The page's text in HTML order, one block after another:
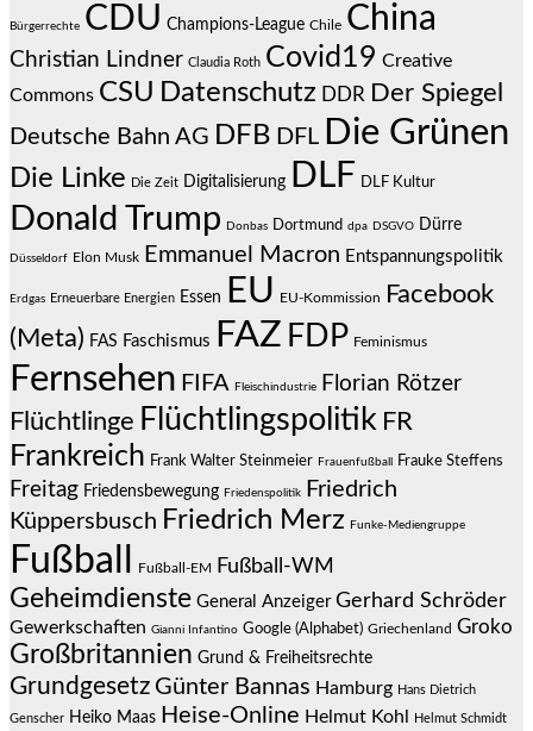
Bürgerrechte CDU Champions-League Chile China
Christian Lindner Claudia Roth Covid19 Creative
Commons CSU Datenschutz DDR Der Spiegel
Deutsche Bahn AG DFB DFL Die Grünen
Die Linke Die Zeit Digitalisierung DLF DLF Kultur
Donald Trump Donbas Dortmund dpa DSGVO Dürre
Düsseldorf Elon Musk Emmanuel Macron Entspannungspolitik
Erdgas Erneuerbare Energien Essen EU EU-Kommission
Facebook
(Meta) FAS Faschismus FAZ FDP Feminismus
Fernsehen FIFA Fleischindustrie Florian Rötzer
Flüchtlinge Flüchtlingspolitik FR
Frankreich Frank Walter Steinmeier Frauenfußball Frauke Steffens
Freitag Friedensbewegung Friedenspolitik
Friedrich
Küppersbusch Friedrich Merz Funke-Mediengruppe
Fußball Fußball-EM Fußball-WM
Geheimdienste General Anzeiger Gerhard Schröder
Gewerkschaften Gianni Infantino Google (Alphabet) Griechenland Groko
Großbritannien Grund & Freiheitsrechte
Grundgesetz Günter Bannas Hamburg Hans Dietrich
Genscher Heiko Maas Heise-Online Helmut Kohl Helmut Schmidt